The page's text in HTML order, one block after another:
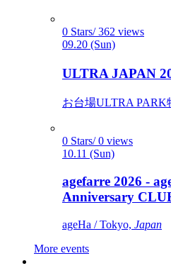
0 Stars/ 362 views
09.20 (Sun)
ULTRA JAPAN
お台場ULTRA PARK
0 Stars/ 0 views
10.11 (Sun)
agefarre 2026 -
Anniversary
ageHa / Tokyo, Japan
More events